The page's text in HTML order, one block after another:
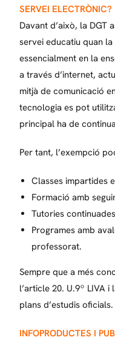
SERVEI ELECTRÒNIC?
Davant d’això, la DGT
servei educatiu quan
essencialment en la
a través d’internet,
mitjà de comunicació
tecnologia es pot
principal ha de
Per tant, l’exempció
Classes impartides
Formació amb
Tutories
Programes amb
professorat.
Sempre que a més
l’article 20. U.9º LIVA
plans d’estudis oficials.
INFOPRODUCTES I